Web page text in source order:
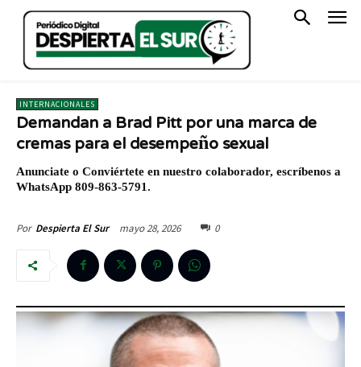
INTERNACIONALES
Demandan a Brad Pitt por una marca de
cremas para el desempeño sexual
Anunciate o Conviértete en nuestro colaborador, escríbenos a
WhatsApp 809-863-5791.
Por Despierta El Sur mayo 28, 2026 0